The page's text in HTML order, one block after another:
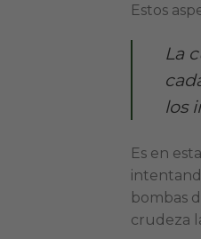
Estos
La
los
Es en
bombas
crudeza